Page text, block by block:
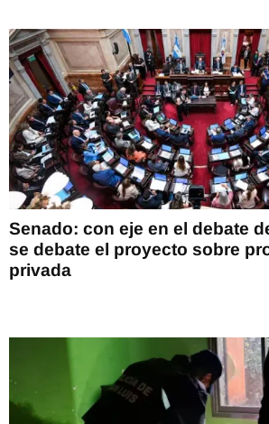
Senado: con eje en el debate
se debate el proyecto sobre
privada